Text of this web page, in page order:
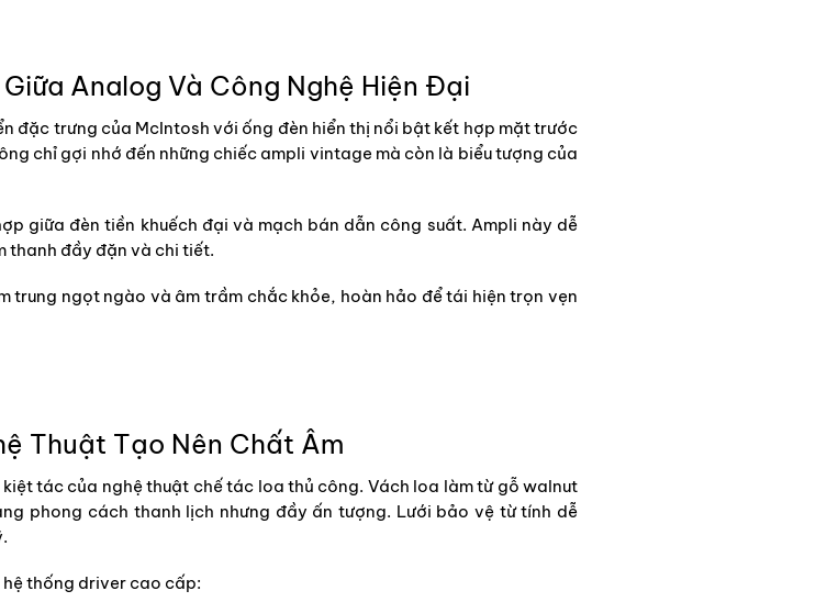
Analog Và Công Nghệ Hiện Đại
đặc trưng của McIntosh với ống đèn hiển thị nổi bật kết hợp mặt trước
chỉ gợi nhớ đến những chiếc ampli vintage mà còn là biểu tượng của
giữa đèn tiền khuếch đại và mạch bán dẫn công suất. Ampli này dễ
thanh đầy đặn và chi tiết.
trung ngọt ngào và âm trầm chắc khỏe, hoàn hảo để tái hiện trọn vẹn
Thuật Tạo Nên Chất Âm
tác của nghệ thuật chế tác loa thủ công. Vách loa làm từ gỗ walnut
phong cách thanh lịch nhưng đầy ấn tượng. Lưới bảo vệ từ tính dễ
thống driver cao cấp: